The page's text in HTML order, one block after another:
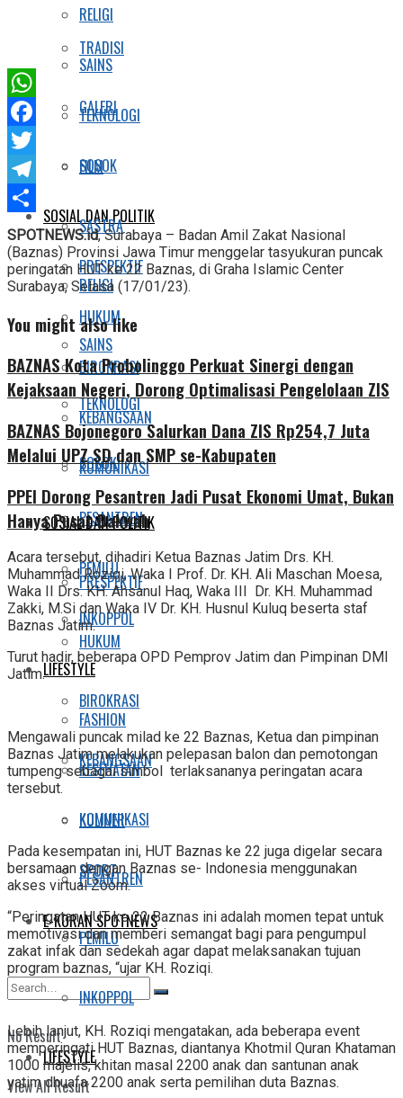
RELIGI
SAINS
TEKNOLOGI
SOSOK
SOSIAL DAN POLITIK
PRESPEKTIF
HUKUM
BIROKRASI
KEBANGSAAN
KOMUNIKASI
PESANTREN
PEMILU
INKOPPOL
LIFESTYLE
FASHION
KESEHATAN
KULINER
SPORT
E-KORAN SPOTNEWS
No Result
View All Result
TRADISI
GALERI
FILM
SASTRA
RELIGI
SAINS
TEKNOLOGI
SOSOK
SOSIAL DAN POLITIK
PRESPEKTIF
HUKUM
BIROKRASI
KEBANGSAAN
KOMUNIKASI
PESANTREN
PEMILU
INKOPPOL
LIFESTYLE
WhatsApp
Facebook
Twitter
Telegram
Share
SPOTNEWS.id, Surabaya – Badan Amil Zakat Nasional
(Baznas) Provinsi Jawa Timur menggelar tasyukuran puncak
peringatan HUT ke 22 Baznas, di Graha Islamic Center
Surabaya, Selasa (17/01/23).
You might also like
BAZNAS Kota Probolinggo Perkuat Sinergi dengan
Kejaksaan Negeri, Dorong Optimalisasi Pengelolaan ZIS
BAZNAS Bojonegoro Salurkan Dana ZIS Rp254,7 Juta
Melalui UPZ SD dan SMP se-Kabupaten
PPEI Dorong Pesantren Jadi Pusat Ekonomi Umat, Bukan
Hanya Pusat Dakwah
Acara tersebut, dihadiri Ketua Baznas Jatim Drs. KH.
Muhammad Roziqi, Waka I Prof. Dr. KH. Ali Maschan Moesa,
Waka II Drs. KH. Ahsanul Haq, Waka III Dr. KH. Muhammad
Zakki, M.Si dan Waka IV Dr. KH. Husnul Kuluq beserta staf
Baznas Jatim.
Turut hadir, beberapa OPD Pemprov Jatim dan Pimpinan DMI
Jatim.
Mengawali puncak milad ke 22 Baznas, Ketua dan pimpinan
Baznas Jatim melakukan pelepasan balon dan pemotongan
tumpeng sebagai simbol terlaksananya peringatan acara
tersebut.
Pada kesempatan ini, HUT Baznas ke 22 juga digelar secara
bersamaan dengan Baznas se- Indonesia menggunakan
akses virtual Zoom.
“Peringatan HUT ke 22 Baznas ini adalah momen tepat untuk
memotivasi dan memberi semangat bagi para pengumpul
zakat infak dan sedekah agar dapat melaksanakan tujuan
program baznas, “ujar KH. Roziqi.
Lebih lanjut, KH. Roziqi mengatakan, ada beberapa event
memperingati HUT Baznas, diantanya Khotmil Quran Khataman
1000 majelis, khitan masal 2200 anak dan santunan anak
yatim dhuafa 2200 anak serta pemilihan duta Baznas.